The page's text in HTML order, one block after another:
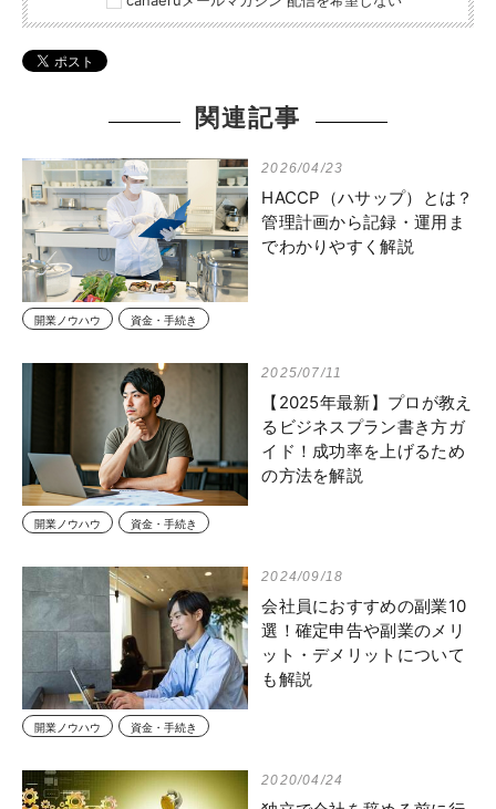
関連記事
2026/04/23
HACCP（ハサップ）とは？
管理計画から記録・運用ま
でわかりやすく解説
開業ノウハウ 資金・手続き
2025/07/11
【2025年最新】プロが教え
るビジネスプラン書き方ガ
イド！成功率を上げるため
の方法を解説
開業ノウハウ 資金・手続き
2024/09/18
会社員におすすめの副業10
選！確定申告や副業のメリ
ット・デメリットについて
も解説
開業ノウハウ 資金・手続き
2020/04/24